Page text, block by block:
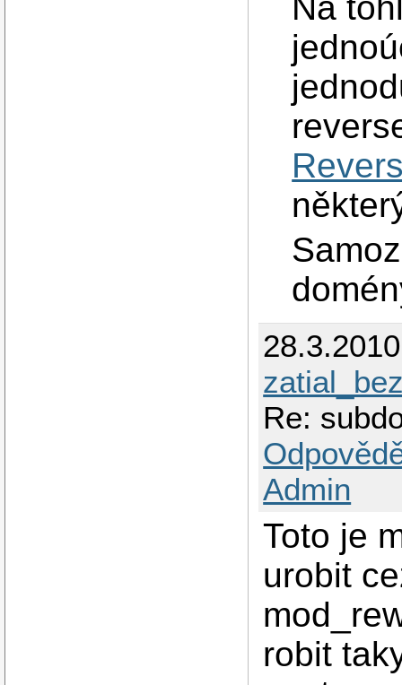
</
<VirtualHost
</
Re:
Admin
Toto je
urobit
robit